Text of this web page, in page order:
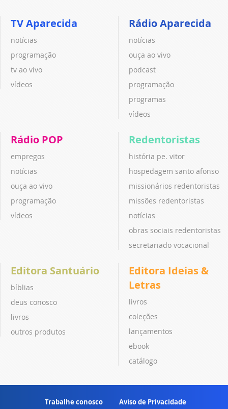
TV Aparecida
notícias
programação
tv ao vivo
vídeos
Rádio Aparecida
notícias
ouça ao vivo
podcast
programação
programas
vídeos
Rádio POP
empregos
notícias
ouça ao vivo
programação
vídeos
Redentoristas
história pe. vitor
hospedagem santo afonso
missionários redentoristas
missões redentoristas
notícias
obras sociais redentoristas
secretariado vocacional
Editora Santuário
bíblias
deus conosco
livros
outros produtos
Editora Ideias &
Letras
livros
coleções
lançamentos
ebook
catálogo
Trabalhe conosco Aviso de Privacidade